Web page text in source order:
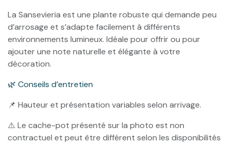
La Sansevieria est une plante robuste qui demande peu
d’arrosage et s’adapte facilement à différents
environnements lumineux. Idéale pour offrir ou pour
ajouter une note naturelle et élégante à votre
décoration.
🌿 Conseils d’entretien
📌 Hauteur et présentation variables selon arrivage.
⚠️ Le cache-pot présenté sur la photo est non
contractuel et peut être différent selon les disponibilités